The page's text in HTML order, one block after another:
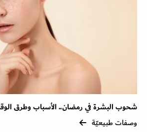
شحوب البشرة في رمضان.. الأسباب وطرق
وصفات طبيعيّة